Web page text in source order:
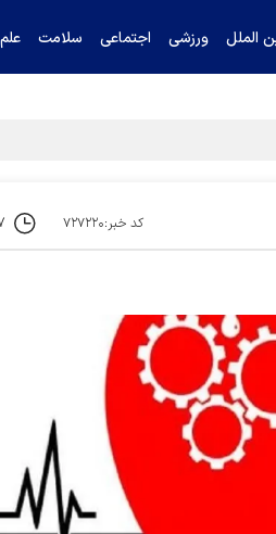
الملل ورزشی اجتماعی سلامت
کد خبر:۷۲۷۲۲۰